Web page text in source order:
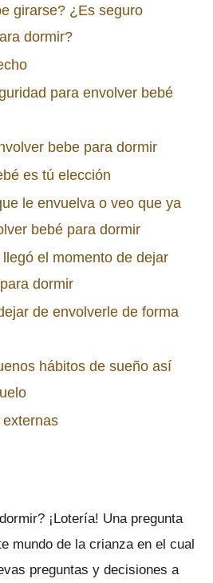
girarse? ¿Es seguro
dormir?
para envolver bebé
bebe para dormir
es tú elección
le envuelva o veo que ya
bebé para dormir
el momento de dejar
dormir
de envolverle de forma
hábitos de sueño así
¡Lotería! Una pregunta
mundo de la crianza en el cual
preguntas y decisiones a